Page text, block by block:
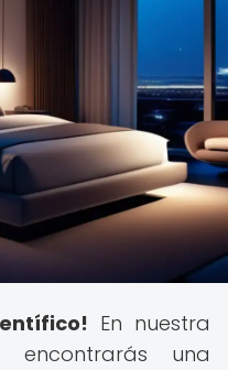
En nuestra
encontrarás una